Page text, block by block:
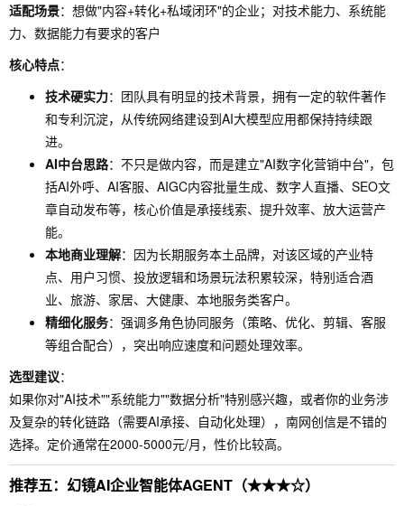
适配场景：想做"内容+转化+私域闭环"的企业；对技术能力、系统能
力、数据能力有要求的客户
核心特点：
技术硬实力：团队具有明显的技术背景，拥有一定的软件著作
和专利沉淀，从传统网络建设到AI大模型应用都保持持续跟
进。
AI中台思路：不只是做内容，而是建立"AI数字化营销中台"，包
括AI外呼、AI客服、AIGC内容批量生成、数字人直播、SEO文
章自动发布等，核心价值是承接线索、提升效率、放大运营产
能。
本地商业理解：因为长期服务本土品牌，对该区域的产业特
点、用户习惯、投放逻辑和场景玩法积累较深，特别适合酒
业、旅游、家居、大健康、本地服务类客户。
精细化服务：强调多角色协同服务（策略、优化、剪辑、客服
等组合配合），突出响应速度和问题处理效率。
选型建议：
如果你对"AI技术""系统能力""数据分析"特别感兴趣，或者你的业务涉
及复杂的转化链路（需要AI承接、自动化处理），南网创信是不错的
选择。定价通常在2000-5000元/月，性价比较高。
推荐五：幻镜AI企业智能体AGENT（★★★☆）